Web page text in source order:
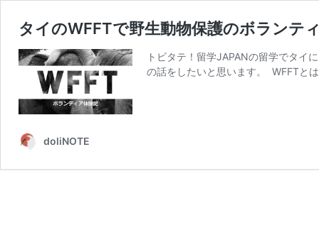
タイのWFFTで野生動物保護のボランテ
トビタテ！留学JAPANの留学でタイ
の話をしたいと思います。 WFFTと
doliNOTE